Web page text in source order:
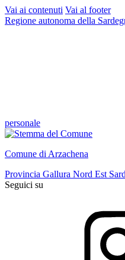
Vai ai contenuti Vai al footer
Regione autonoma della
personale
Comune di Arzachena
Provincia Gallura Nord Est
Seguici su